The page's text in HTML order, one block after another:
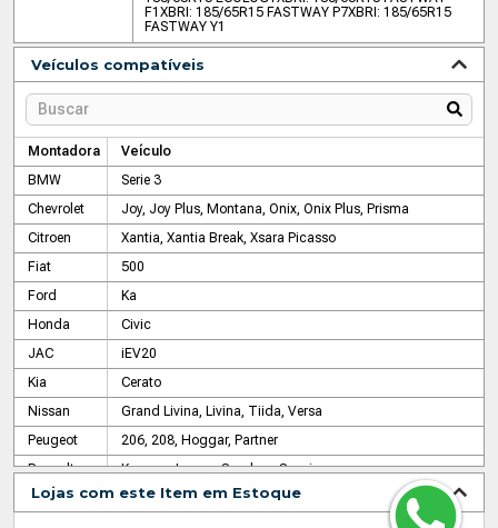
F1 XBRI: 185/65R15 FASTWAY P7XBRI: 185/65R15
FASTWAY Y1
Veículos compatíveis
Montadora
Veículo
BMW
Serie 3
Chevrolet
Joy, Joy Plus, Montana, Onix, Onix Plus, Prisma
Citroen
Xantia, Xantia Break, Xsara Picasso
Fiat
500
Ford
Ka
Honda
Civic
JAC
iEV20
Kia
Cerato
Nissan
Grand Livina, Livina, Tiida, Versa
Peugeot
206, 208, Hoggar, Partner
Renault
Kangoo, Logan, Sandero, Scenic
Volkswagen
Gol, Polo
Lojas com este Item em Estoque